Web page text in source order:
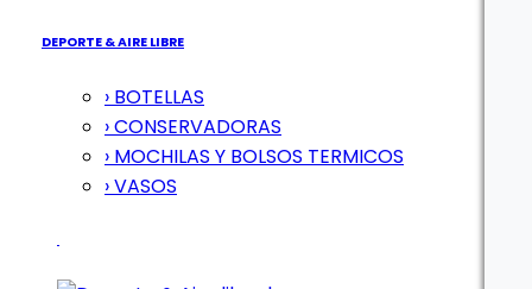
DEPORTE & AIRE LIBRE
› BOTELLAS
› CONSERVADORAS
› MOCHILAS Y BOLSOS TERMICOS
› VASOS